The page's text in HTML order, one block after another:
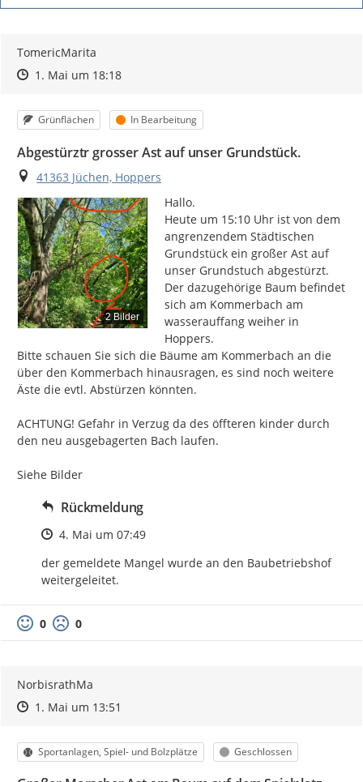
TomericMarita
Zeitpunkt des Erstellens
Zeitpunkt des Erstellens
1. Mai um 18:18Zur Äußerung
Kategorie
Grünflächen Status
In Bearbeitung
Abgestürztr grosser Ast auf unser Grundstück.
Ort
41363 Jüchen, Hoppers
2 Bilder
Hallo.
Heute um 15:10 Uhr ist von dem
angrenzendem Städtischen
Grundstück ein großer Ast auf
unser Grundstuch abgestürzt.
Der dazugehörige Baum befindet
sich am Kommerbach am
wasserauffang weiher in
Hoppers.
Bitte schauen Sie sich die Bäume am Kommerbach an die
über den Kommerbach hinausragen, es sind noch weitere
Äste die evtl. Abstürzen könnten.
ACHTUNG! Gefahr in Verzug da des öffteren kinder durch
den neu ausgebagerten Bach laufen.
Siehe Bilder
Rückmeldung
Zeitpunkt des Erstellens
4. Mai um 07:49
der gemeldete Mangel wurde an den Baubetriebshof
weitergeleitet.
0 0
NorbisrathMa
Zeitpunkt des Erstellens
Zeitpunkt des Erstellens
1. Mai um 13:51
Kategorie
Sportanlagen, Spiel- und Bolzplätze Status
Geschlossen